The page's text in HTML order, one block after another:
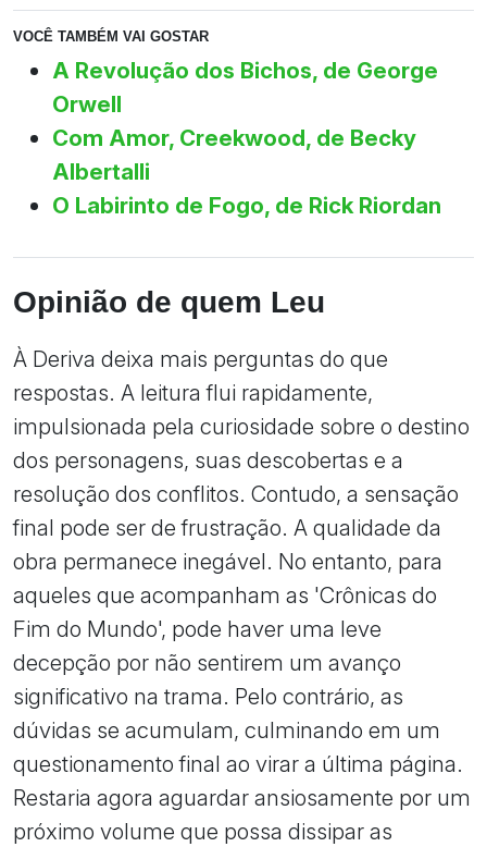
VOCÊ TAMBÉM VAI GOSTAR
A Revolução dos Bichos, de George
Orwell
Com Amor, Creekwood, de Becky
Albertalli
O Labirinto de Fogo, de Rick Riordan
Opinião de quem Leu
À Deriva deixa mais perguntas do que
respostas. A leitura flui rapidamente,
impulsionada pela curiosidade sobre o destino
dos personagens, suas descobertas e a
resolução dos conflitos. Contudo, a sensação
final pode ser de frustração. A qualidade da
obra permanece inegável. No entanto, para
aqueles que acompanham as 'Crônicas do
Fim do Mundo', pode haver uma leve
decepção por não sentirem um avanço
significativo na trama. Pelo contrário, as
dúvidas se acumulam, culminando em um
questionamento final ao virar a última página.
Restaria agora aguardar ansiosamente por um
próximo volume que possa dissipar as